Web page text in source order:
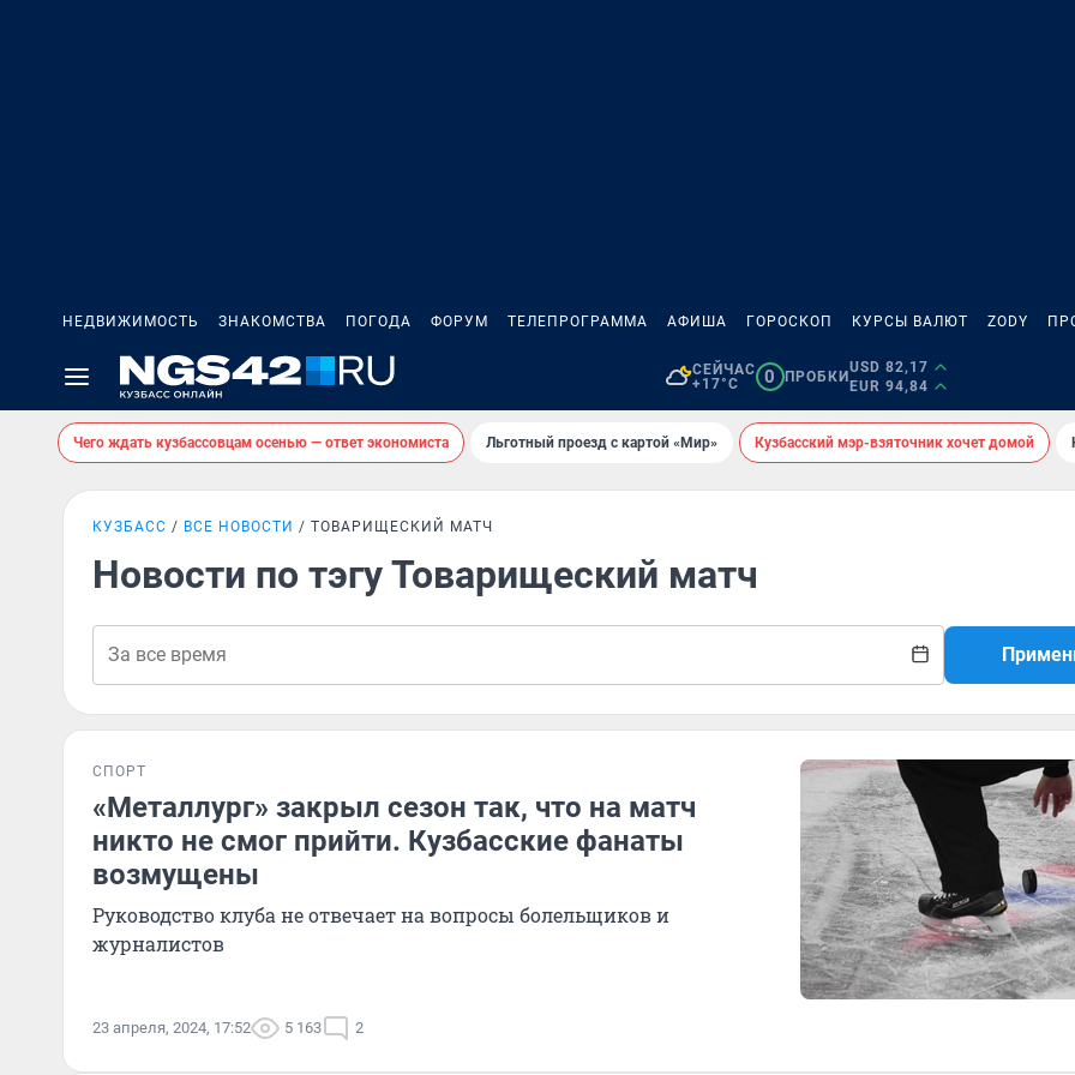
НЕДВИЖИМОСТЬ ЗНАКОМСТВА ПОГОДА ФОРУМ ТЕЛЕПРОГРАММА АФИША ГОРОСКОП КУРСЫ ВАЛЮТ ZODY
СЕЙЧАС
+17°C
0 ПРОБКИ
USD 82,17
EUR 94,84
Чего ждать кузбассовцам осенью — ответ экономиста Льготный проезд с картой «Мир» Кузбасский мэр-взяточник хочет домой
КУЗБАСС ВСЕ НОВОСТИ ТОВАРИЩЕСКИЙ МАТЧ
Новости по тэгу Товарищеский матч
СПОРТ
«Металлург» закрыл сезон так, что на матч
никто не смог прийти. Кузбасские фанаты
возмущены
Руководство клуба не отвечает на вопросы болельщиков и
журналистов
23 апреля, 2024, 17:52 5 163 2